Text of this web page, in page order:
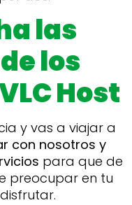
las
los
Host
y vas a viajar a
con nosotros y
para que de
preocupar en tu